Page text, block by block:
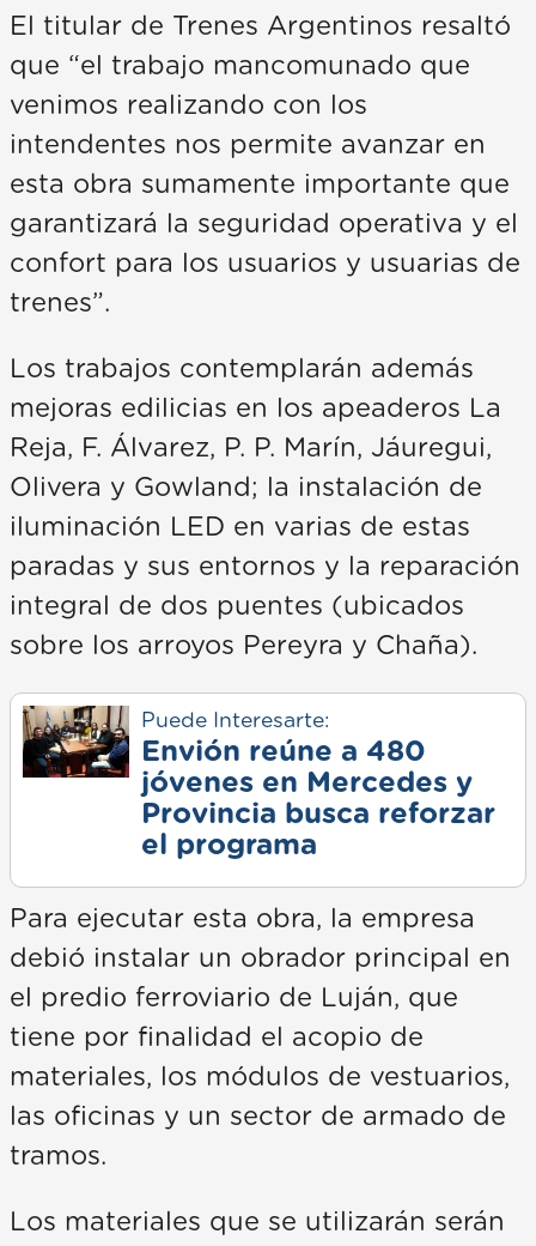
El titular de Trenes Argentinos resaltó
que “el trabajo mancomunado que
venimos realizando con los
intendentes nos permite avanzar en
esta obra sumamente importante que
garantizará la seguridad operativa y el
confort para los usuarios y usuarias de
trenes”.
Los trabajos contemplarán además
mejoras edilicias en los apeaderos La
Reja, F. Álvarez, P. P. Marín, Jáuregui,
Olivera y Gowland; la instalación de
iluminación LED en varias de estas
paradas y sus entornos y la reparación
integral de dos puentes (ubicados
sobre los arroyos Pereyra y Chaña).
Puede Interesarte:
Envión reúne a 480
jóvenes en Mercedes y
Provincia busca reforzar
el programa
Para ejecutar esta obra, la empresa
debió instalar un obrador principal en
el predio ferroviario de Luján, que
tiene por finalidad el acopio de
materiales, los módulos de vestuarios,
las oficinas y un sector de armado de
tramos.
Los materiales que se utilizarán serán